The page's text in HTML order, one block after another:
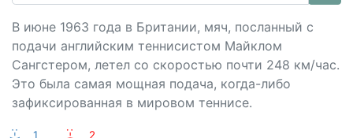
В июне 1963 года в Британии, мяч, посланный с
подачи английским теннисистом Майклом
Сангстером, летел со скоростью почти 248 км/час.
Это была самая мощная подача, когда-либо
зафиксированная в мировом теннисе.
:-) 1 :-(
2